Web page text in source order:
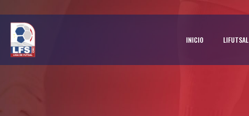
INICIO LIFUTSAL